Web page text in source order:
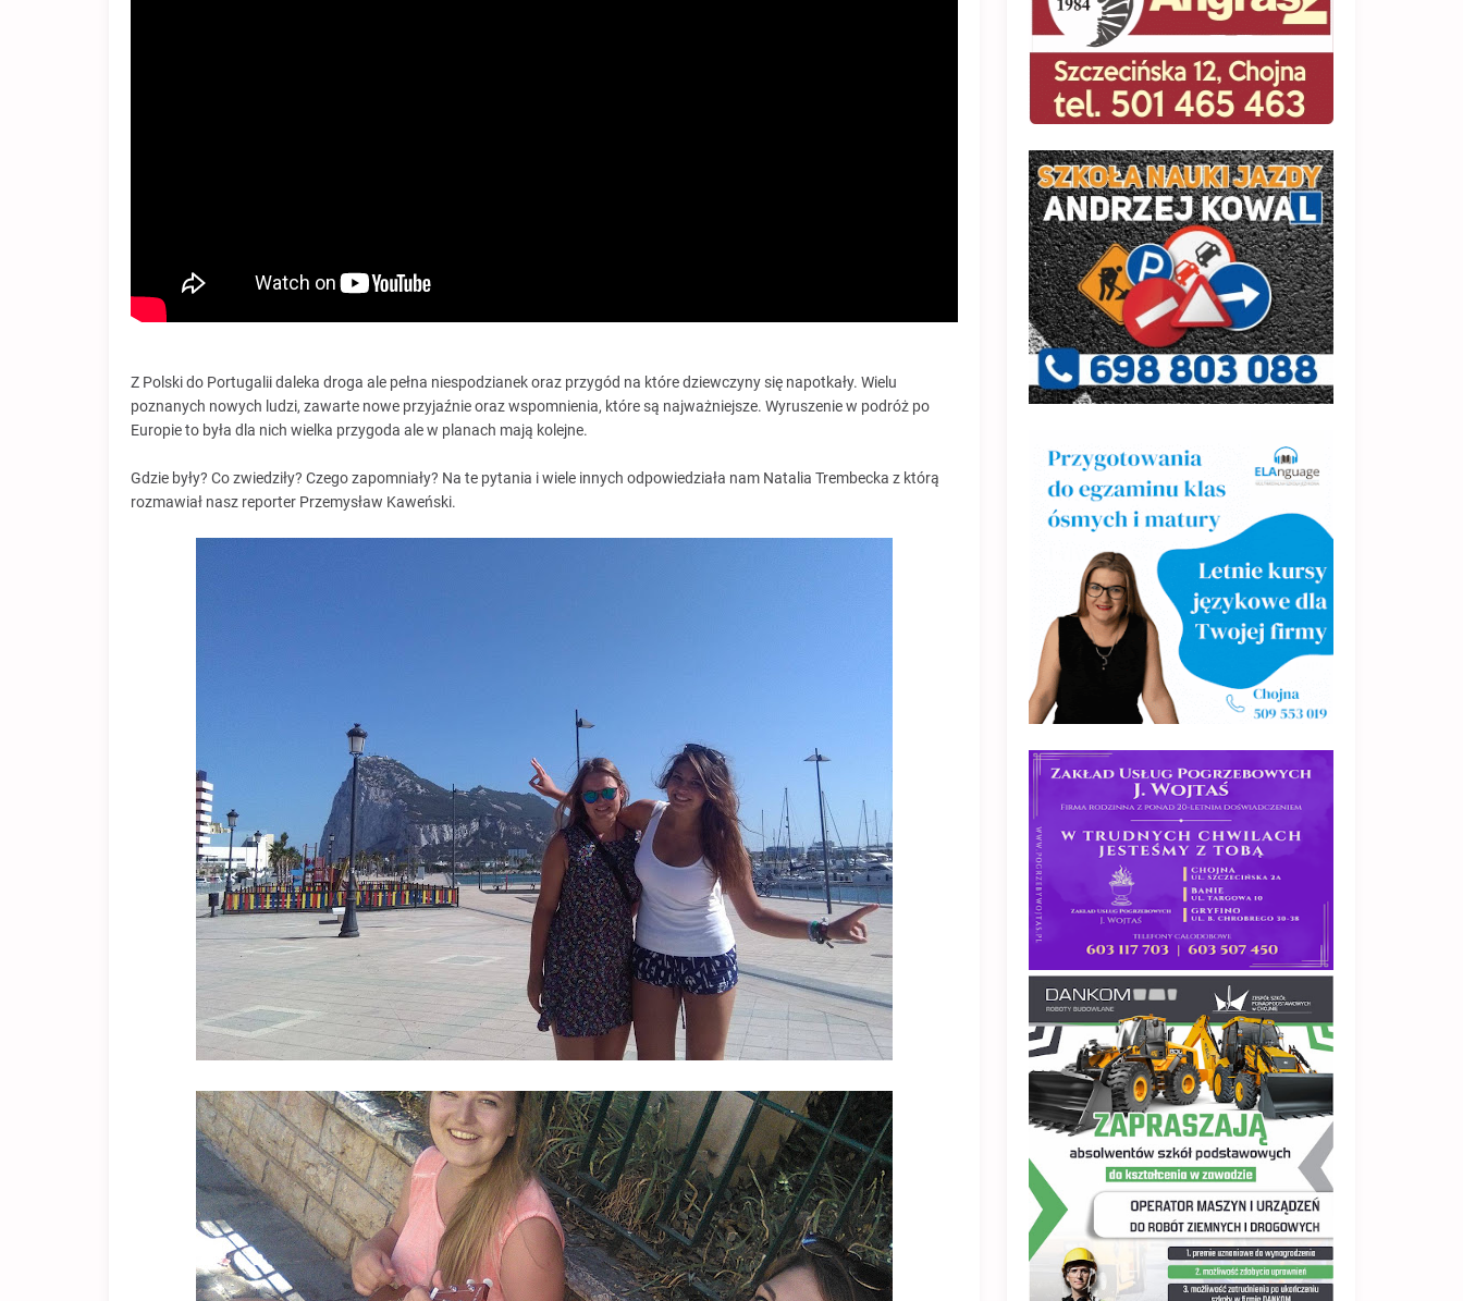
Z Polski do Portugalii daleka droga ale pełna niespodzianek oraz przygód na które dziewczyny się napotkały. Wielu
poznanych nowych ludzi, zawarte nowe przyjaźnie oraz wspomnienia, które są najważniejsze. Wyruszenie w podróż po
Europie to była dla nich wielka przygoda ale w planach mają kolejne.
Gdzie były? Co zwiedziły? Czego zapomniały? Na te pytania i wiele innych odpowiedziała nam Natalia Trembecka z którą
rozmawiał nasz reporter Przemysław Kaweński.